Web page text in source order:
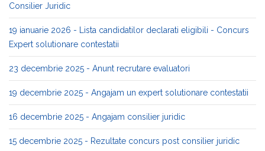
Consilier Juridic
19 ianuarie 2026 - Lista candidatilor declarati eligibili - Concurs
Expert solutionare contestatii
23 decembrie 2025 - Anunt recrutare evaluatori
19 decembrie 2025 - Angajam un expert solutionare contestatii
16 decembrie 2025 - Angajam consilier juridic
15 decembrie 2025 - Rezultate concurs post consilier juridic